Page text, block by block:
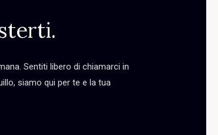
Sentiti libero di chiamarci in
siamo qui per te e la tua